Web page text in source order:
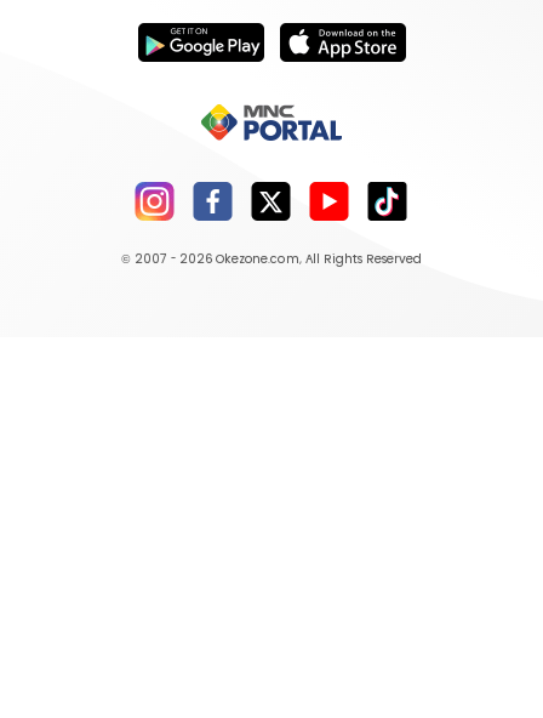
© 2007 - 2026 Okezone.com, All Rights Reserved